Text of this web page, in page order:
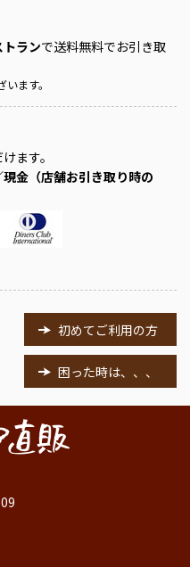
ランで送料無料でお引き取
ます。
ます。
金（店舗お引き取り時の
初めてご利用の方
困った時は、、、